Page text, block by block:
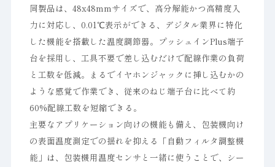
同製品は、48x48mmサイズで、高分解能かつ高精度入
力に対応し、0.01℃表示ができる、デジタル業界に特化
した機能を搭載した温度調節器。プッシュインPlus端子
台を採用し、工具不要で差し込むだけで配線作業の負荷
と工数を低減。まるでイヤホンジャックに挿し込むかの
ような感覚で作業でき、従来のねじ端子台に比べて約
60%配線工数を短縮できる。
主要なアプリケーション向けの機能も備え、包装機向け
の表面温度測定での揺れを抑える「自動フィルタ調整機
能」は、包装機用温度センサと一緒に使うことで、シー